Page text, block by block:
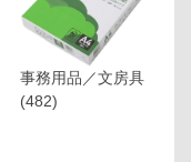
事務用品／文房具
(482)